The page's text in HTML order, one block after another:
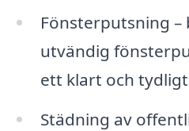
Fönsterputsning –
utvändig
ett klart och
Städning av